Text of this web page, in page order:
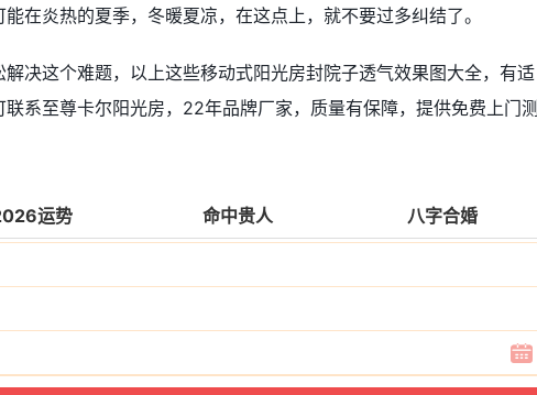
在炎热的夏季，冬暖夏凉，在这点上，就不要过多纠结了。
决这个难题，以上这些移动式阳光房封院子透气效果图大全，有适
系至尊卡尔阳光房，22年品牌厂家，质量有保障，提供免费上门测
运势 命中贵人 八字合婚